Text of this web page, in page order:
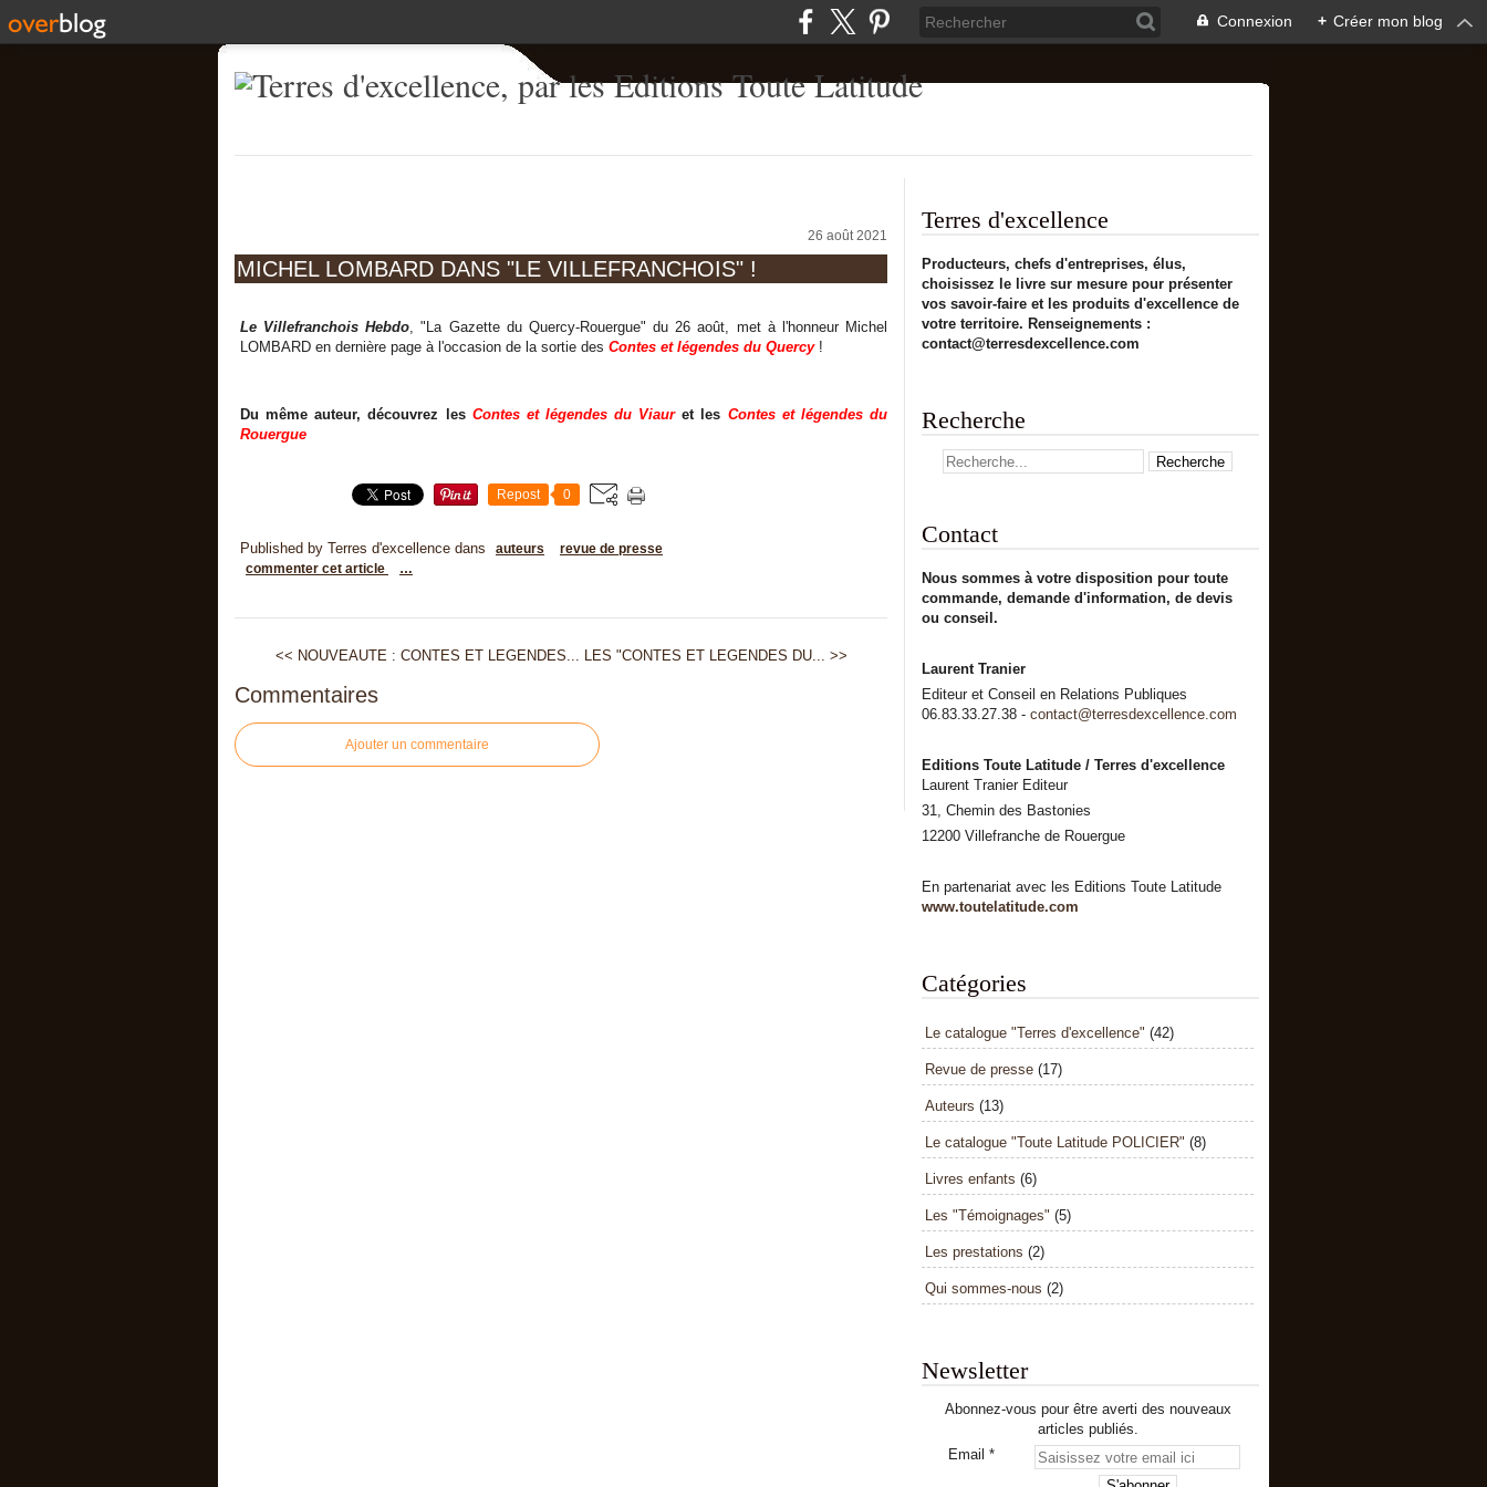
Connexion + Créer mon blog
26 août 2021
MICHEL LOMBARD DANS "LE VILLEFRANCHOIS" !
Le Villefranchois Hebdo, "La Gazette du Quercy-Rouergue" du 26 août, met à l'honneur Michel
LOMBARD en dernière page à l'occasion de la sortie des Contes et légendes du Quercy!
Du même auteur, découvrez les Contes et légendes du Viauret les Contes et légendes du
Rouergue
Repost 0
Published by Terres d'excellence dans auteurs
revue de presse
commenter cet article
…
<< NOUVEAUTE : CONTES ET LEGENDES... LES "CONTES ET LEGENDES DU... >>
Commentaires
Ajouter un commentaire
Terres d'excellence
Producteurs, chefs d'entreprises, élus,
choisissez le livre sur mesure pour présenter
vos savoir-faire et les produits d'excellence de
votre territoire. Renseignements :
contact@terresdexcellence.com
Recherche
Contact
Nous sommes à votre disposition pour toute
commande, demande d'information, de devis
ou conseil.
Laurent Tranier
Editeur et Conseil en Relations Publiques
06.83.33.27.38 - contact@terresdexcellence.com
Editions Toute Latitude / Terres d'excellence
Laurent Tranier Editeur
31, Chemin des Bastonies
12200 Villefranche de Rouergue
En partenariat avec les Editions Toute Latitude
www.toutelatitude.com
Catégories
Le catalogue "Terres d'excellence" (42)
Revue de presse (17)
Auteurs (13)
Le catalogue "Toute Latitude POLICIER" (8)
Livres enfants (6)
Les "Témoignages" (5)
Les prestations (2)
Qui sommes-nous (2)
Newsletter
Abonnez-vous pour être averti des nouveaux
articles publiés.
Email